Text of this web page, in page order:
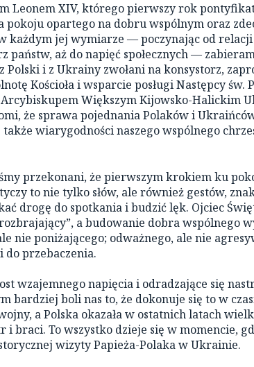
Leonem XIV, którego pierwszy rok
pokoju opartego na dobru wspólnym oraz
każdym jej wymiarze — poczynając od
aż do napięć społecznych —
Polski i z Ukrainy zwołani na konsystorz,
Kościoła i wsparcie posługi Następcy św.
Większym Kijowsko-Halickim
że sprawa pojednania Polaków i
wiarygodności naszego wspólnego
przekonani, że pierwszym krokiem ku
to nie tylko słów, ale również gestów,
drogę do spotkania i budzić lęk. Ojciec
a budowanie dobra wspólnego
nie poniżającego; odważnego, ale nie
do przebaczenia.
wzajemnego napięcia i odradzające się
bardziej boli nas to, że dokonuje się to w
a Polska okazała w ostatnich latach
braci. To wszystko dzieje się w momencie,
wizyty Papieża-Polaka w Ukrainie.